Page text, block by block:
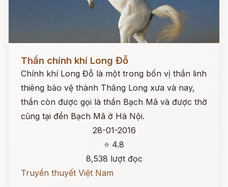
Đọc ngay
Thần chính khí Long Đỗ
Chính khí Long Đỗ là một trong bốn vị thần linh
thiêng bảo vệ thành Thăng Long xưa và nay,
thần còn được gọi là thần Bạch Mã và được thờ
cũng tại đền Bạch Mã ở Hà Nội.
28-01-2016
⭐ 4.8
8,538 lượt đọc
Truyền thuyết Việt Nam